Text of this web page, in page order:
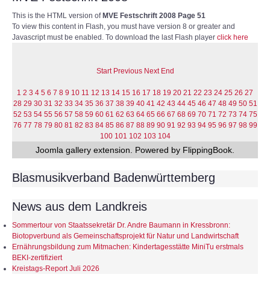
This is the HTML version of MVE Festschrift 2008 Page 51
To view this content in Flash, you must have version 8 or greater and
Javascript must be enabled. To download the last Flash player click here
Start Previous Next End
1 2 3 4 5 6 7 8 9 10 11 12 13 14 15 16 17 18 19 20 21 22 23 24 25 26 27
28 29 30 31 32 33 34 35 36 37 38 39 40 41 42 43 44 45 46 47 48 49 50 51
52 53 54 55 56 57 58 59 60 61 62 63 64 65 66 67 68 69 70 71 72 73 74 75
76 77 78 79 80 81 82 83 84 85 86 87 88 89 90 91 92 93 94 95 96 97 98 99
100 101 102 103 104
Joomla gallery extension. Powered by FlippingBook.
Blasmusikverband Badenwürttemberg
News aus dem Landkreis
Sommertour von Staatssekretär Dr. Andre Baumann in Kressbronn:
Biotopverbund als Gemeinschaftsprojekt für Natur und Landwirtschaft
Ernährungsbildung zum Mitmachen: Kindertagesstätte MiniTu erstmals
BEKI-zertifiziert
Kreistags-Report Juli 2026